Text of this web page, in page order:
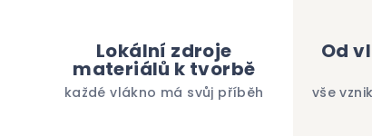
Lokální zdroje
materiálů k tvorbě
každé vlákno má svůj příběh
Od
vše